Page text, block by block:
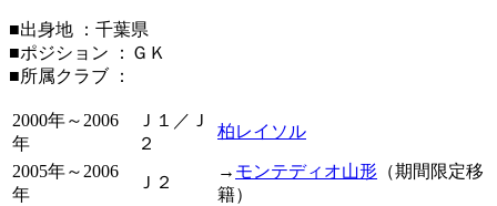
■出身地 ：千葉県
■ポジション ：ＧＫ
■所属クラブ ：
2000年～2006
年
Ｊ１／Ｊ
２
柏レイソル
2005年～2006
年
Ｊ２
→ モンテディオ山形 （期間限定移
籍）